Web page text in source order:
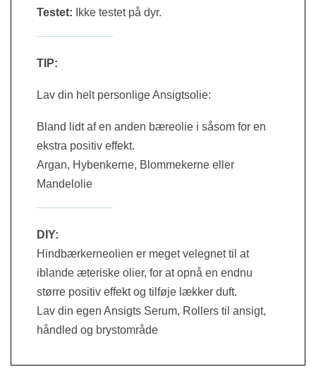
Testet: Ikke testet på dyr.
TIP:
Lav din helt personlige Ansigtsolie:
Bland lidt af en anden bæreolie i såsom for en
ekstra positiv effekt.
Argan, Hybenkerne, Blommekerne eller
Mandelolie
DIY:
Hindbærkerneolien er meget velegnet til at
iblande æteriske olier, for at opnå en endnu
større positiv effekt og tilføje lækker duft.
Lav din egen Ansigts Serum, Rollers til ansigt,
håndled og brystområde